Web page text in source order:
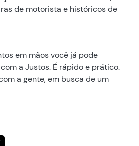
de motorista e históricos de
em mãos você já pode
a Justos. É rápido e prático.
a gente, em busca de um